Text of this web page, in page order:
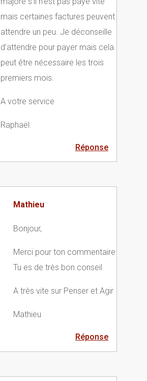
mais certaines factures peuvent
attendre un peu. Je déconseille
d’attendre pour payer mais cela
peut être nécessaire les trois
premiers mois.
A votre service
Raphaël.
Réponse
Mathieu
Bonjour,
Merci pour ton commentaire
Tu es de très bon conseil
A très vite sur Penser et Agir
Mathieu
Réponse